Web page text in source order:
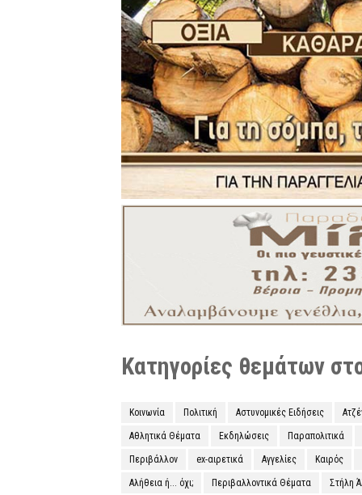
Κατηγορίες θεμάτων
Κοινωνία Πολιτική Αστυνομικές Ειδήσεις
Αθλητικά Θέματα Εκδηλώσεις Παραπολιτικά
Περιβάλλον ex-αιρετικά Αγγελίες Καιρός
Αλήθεια ή... όχι; Περιβαλλοντικά Θέματα Στήλη